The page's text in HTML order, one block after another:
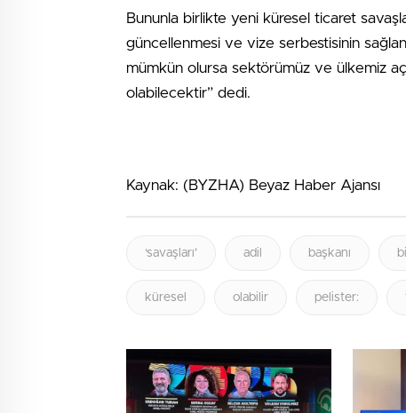
Bununla birlikte yeni küresel ticaret
güncellenmesi ve vize serbestisinin
mümkün olursa sektörümüz ve ülkemiz
olabilecektir” dedi.
Kaynak: (BYZHA) Beyaz Haber Ajansı
‘savaşları’ adil başkanı
küresel olabilir pelister: